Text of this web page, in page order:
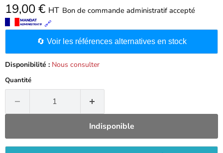
19,00 € HT Bon de commande administratif accepté
🔗
🔄 Voir les références alternatives en stock
Disponibilité : Nous consulter
Quantité
Indisponible